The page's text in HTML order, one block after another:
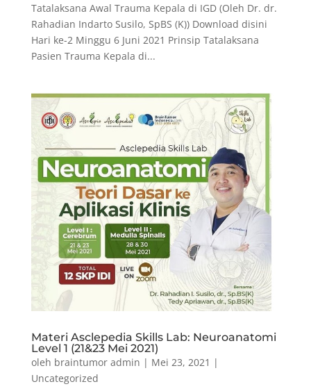
Tatalaksana Awal Trauma Kepala di IGD (Oleh Dr. dr.
Rahadian Indarto Susilo, SpBS (K)) Download disini
Hari ke-2 Minggu 6 Juni 2021 Prinsip Tatalaksana
Pasien Trauma Kepala di...
Materi Asclepedia Skills Lab: Neuroanatomi
Level 1 (21&23 Mei 2021)
oleh braintumor admin | Mei 23, 2021 |
Uncategorized